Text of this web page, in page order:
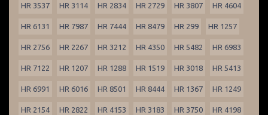
HR 3537 HR 3114 HR 2834 HR 2729 HR 3807 HR 4604
HR 6131 HR 7987 HR 7444 HR 8479 HR 299 HR 1257
HR 2756 HR 2267 HR 3212 HR 4350 HR 5482 HR 6983
HR 7122 HR 1207 HR 1288 HR 1519 HR 3018 HR 5413
HR 6991 HR 6016 HR 8501 HR 8444 HR 1367 HR 1249
HR 2154 HR 2822 HR 4153 HR 3183 HR 3750 HR 4198